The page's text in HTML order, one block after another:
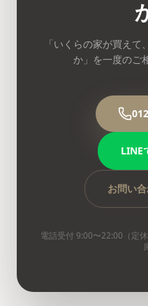
「いくらの家が買え
か」を一度のご
LINE
お問い
電話受付 9:00〜22:00（定